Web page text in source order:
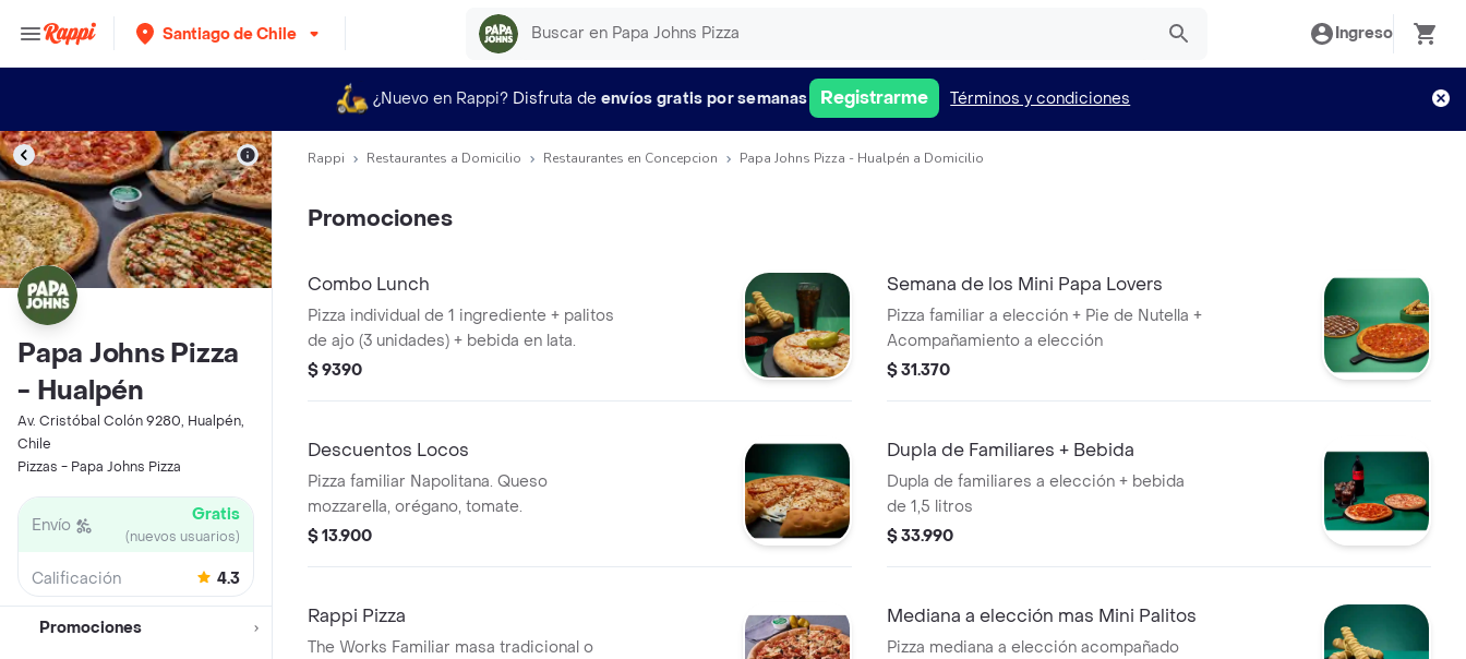
Santiago de Chile Ingreso
¿Nuevo en Rappi? Disfruta de envíos gratis por semanas Registrarme Términos y condiciones
Papa Johns Pizza
- Hualpén
Av. Cristóbal Colón 9280, Hualpén,
Chile
Pizzas - Papa Johns Pizza
Envío Gratis
(nuevos usuarios)
Calificación 4.3
Promociones
Rappi Restaurantes a Domicilio Restaurantes en Concepcion Papa Johns Pizza - Hualpén a Domicilio
Promociones
Combo Lunch
Pizza individual de 1 ingrediente + palitos
de ajo (3 unidades) + bebida en lata.
$ 9390
Semana de los Mini Papa Lovers
Pizza familiar a elección + Pie de Nutella +
Acompañamiento a elección
$ 31.370
Descuentos Locos
Pizza familiar Napolitana. Queso
mozzarella, orégano, tomate.
$ 13.900
Dupla de Familiares + Bebida
Dupla de familiares a elección + bebida
de 1,5 litros
$ 33.990
Rappi Pizza
The Works Familiar masa tradicional o
Mediana a elección mas Mini Palitos
Pizza mediana a elección acompañado